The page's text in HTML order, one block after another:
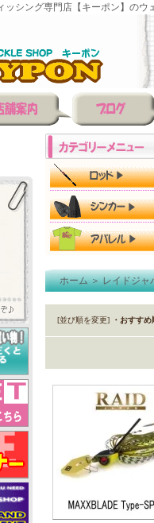
ッシング専門店【キーポン】のウ
ホーム＞レイドジャ
[並び順を変更] ・おすすめ